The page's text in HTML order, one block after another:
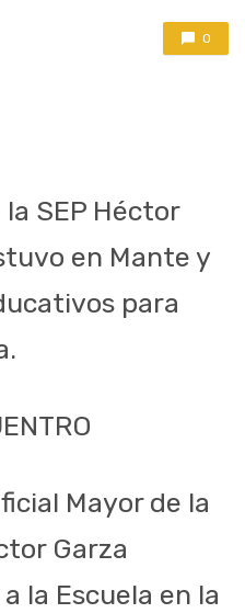
0
SEP Héctor
en Mante y
para
Mayor de la
Garza
la Escuela en la